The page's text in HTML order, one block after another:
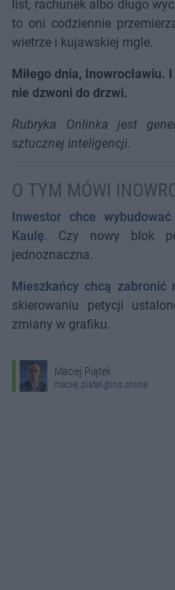
list, rachunek albo długo
to oni codziennie
wietrze i kujawskiej mgle.
Miłego dnia, Inowrocławiu.
nie dzwoni do drzwi.
Rubryka Onlinka jest
sztucznej inteligencji.
O TYM MÓWI
Inwestor chce
Kaulę. Czy nowy blok
jednoznaczna.
Mieszkańcy chcą zabronić
skierowaniu petycji
zmiany w grafiku.
Maciej Piątek
maciej.piatek@ino.online